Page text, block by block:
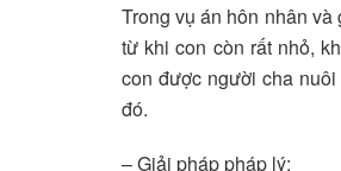
Trong vụ án hôn nhân
từ khi con còn rất nhỏ,
con được người cha
đó.
– Giải pháp pháp lý: